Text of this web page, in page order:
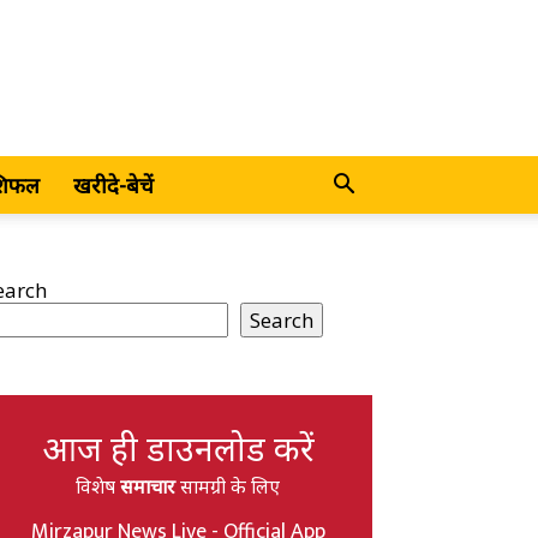
खरीदे-बेचें
Search
आज ही डाउनलोड करें
विशेषसमाचारसामग्री के लिए